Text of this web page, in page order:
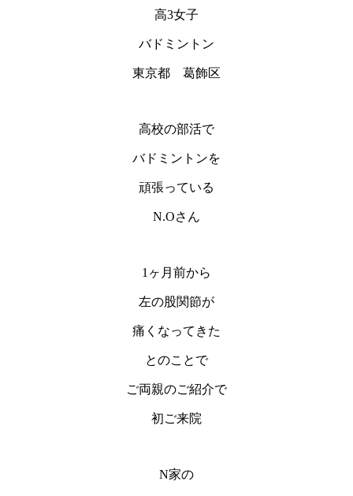
高3女子
バドミントン
東京都 葛飾区
高校の部活で
バドミントンを
頑張っている
N.Oさん
1ヶ月前から
左の股関節が
痛くなってきた
とのことで
ご両親のご紹介で
初ご来院
N家の